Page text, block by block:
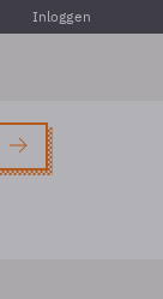
Inloggen